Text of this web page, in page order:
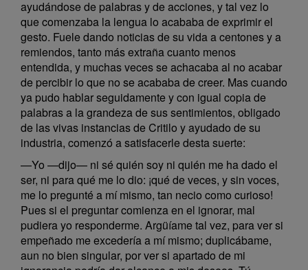
ayudándose de palabras y de acciones, y tal vez lo
que comenzaba la lengua lo acababa de exprimir el
gesto. Fuele dando noticias de su vida a centones y a
remiendos, tanto más extraña cuanto menos
entendida, y muchas veces se achacaba al no acabar
de percibir lo que no se acababa de creer. Mas cuando
ya pudo hablar seguidamente y con igual copia de
palabras a la grandeza de sus sentimientos, obligado
de las vivas instancias de Critilo y ayudado de su
industria, comenzó a satisfacerle desta suerte:
—Yo —dijo— ni sé quién soy ni quién me ha dado el
ser, ni para qué me lo dio: ¡qué de veces, y sin voces,
me lo pregunté a mí mismo, tan necio como curioso!
Pues si el preguntar comienza en el ignorar, mal
pudiera yo responderme. Argüíame tal vez, para ver si
empeñado me excedería a mí mismo; duplicábame,
aun no bien singular, por ver si apartado de mi